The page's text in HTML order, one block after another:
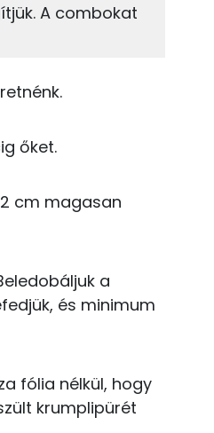
7 kcal
522 kcal
A combokat
őket.
cm magasan
a
és minimum
fólia nélkül, hogy
krumplipürét